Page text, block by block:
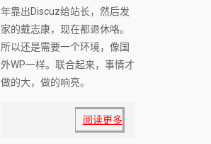
年靠出Discuz给站长，然后发
家的戴志康，现在都退休咯。
所以还是需要一个环境，像国
外WP一样。联合起来，事情才
做的大，做的响亮。
阅读更多